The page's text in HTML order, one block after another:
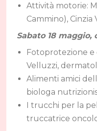
Attività motorie:
Cammino), Cinzia
Sabato 18 maggio,
Fotoprotezione
Velluzzi,
Alimenti amici
biologa
I trucchi per la
truccatrice